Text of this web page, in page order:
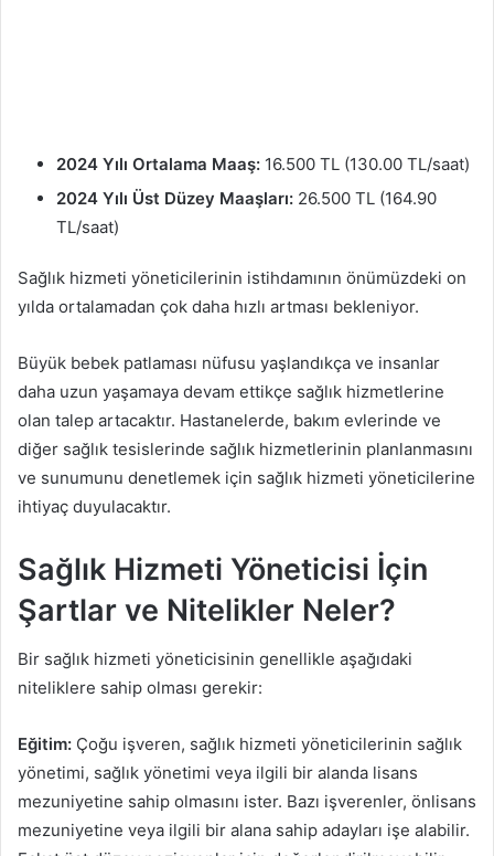
2024 Yılı Ortalama Maaş: 16.500 TL (130.00 TL/saat)
2024 Yılı Üst Düzey Maaşları: 26.500 TL (164.90
TL/saat)
Sağlık hizmeti yöneticilerinin istihdamının önümüzdeki on
yılda ortalamadan çok daha hızlı artması bekleniyor.
Büyük bebek patlaması nüfusu yaşlandıkça ve insanlar
daha uzun yaşamaya devam ettikçe sağlık hizmetlerine
olan talep artacaktır. Hastanelerde, bakım evlerinde ve
diğer sağlık tesislerinde sağlık hizmetlerinin planlanmasını
ve sunumunu denetlemek için sağlık hizmeti yöneticilerine
ihtiyaç duyulacaktır.
Sağlık Hizmeti Yöneticisi İçin
Şartlar ve Nitelikler Neler?
Bir sağlık hizmeti yöneticisinin genellikle aşağıdaki
niteliklere sahip olması gerekir:
Eğitim: Çoğu işveren, sağlık hizmeti yöneticilerinin sağlık
yönetimi, sağlık yönetimi veya ilgili bir alanda lisans
mezuniyetine sahip olmasını ister. Bazı işverenler, önlisans
mezuniyetine veya ilgili bir alana sahip adayları işe alabilir.